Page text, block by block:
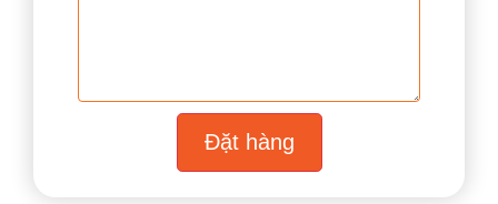
Đặt hàng